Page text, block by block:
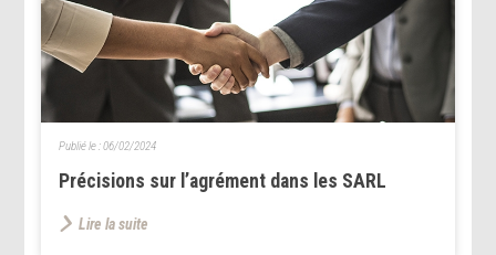
Précisions sur l’agrément dans les SARL
Publié le :06/02/2024
Lire la suite